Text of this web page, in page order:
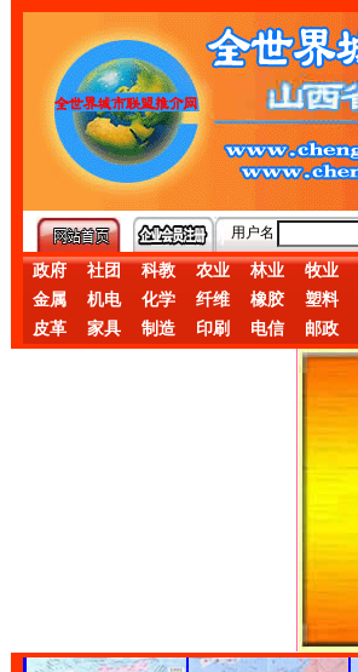
用户名
政府 社团 科教 农业 林业 牧业
金属
机电 化学 纤维 橡胶 塑料
皮革
家具 制造 印刷 电信 邮政